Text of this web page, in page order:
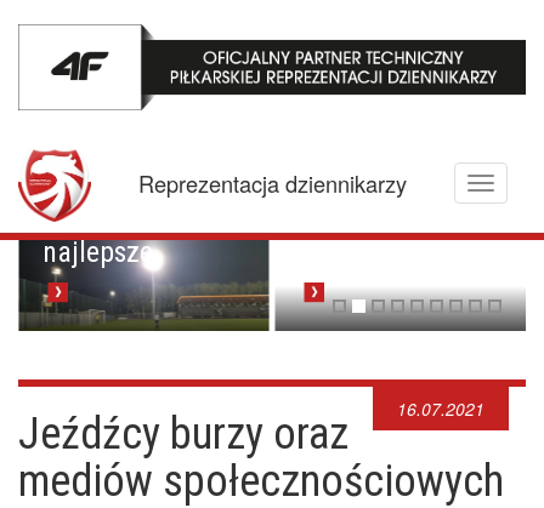
Toggle
Reprezentacja dziennikarzy
Mistrzowskie
karne z
Pucharowa
przygoda trwa w
najlepsze
Brawo Lenkija,
brawo Piotrek!
16.07.2021
Jeźdźcy burzy oraz
mediów społecznościowych